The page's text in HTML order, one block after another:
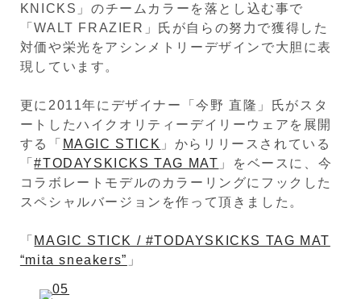
KNICKS」のチームカラーを落とし込む事で
「WALT FRAZIER」氏が自らの努力で獲得した
対価や栄光をアシンメトリーデザインで大胆に表
現しています。
更に2011年にデザイナー「今野 直隆」氏がスタ
ートしたハイクオリティーデイリーウェアを展開
する「 MAGIC STICK 」からリリースされている
「#TODAYSKICKS TAG MAT 」をベースに、今
コラボレートモデルのカラーリングにフックした
スペシャルバージョンを作って頂きました。
「 MAGIC STICK / #TODAYSKICKS TAG MAT
“mita sneakers” 」